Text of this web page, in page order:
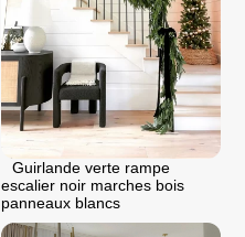
Guirlande verte rampe
escalier noir marches bois
panneaux blancs